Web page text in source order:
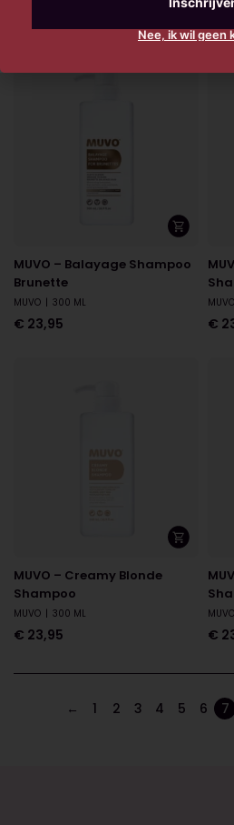
€
MUVO – Balayage Shampoo
Brunette
MUVO | 300 ML
€ 23,95
MUVO
€
MUVO – Creamy Blonde
Shampoo
MUVO | 300 ML
€ 23,95
MUVO
€
← 1 2 3 4 5 6 7
Nee, ik wil geen